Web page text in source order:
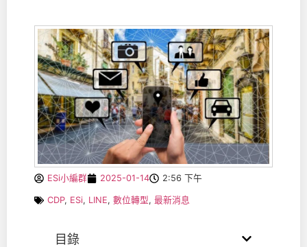
ESi小編群 2025-01-14 2:56 下午
CDP, ESi, LINE, 數位轉型, 最新消息
目錄